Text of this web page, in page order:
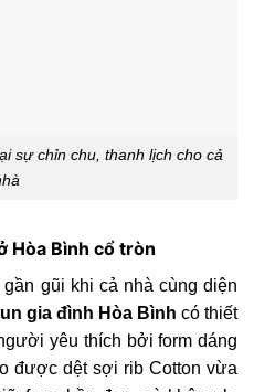
sự chỉn chu, thanh lịch cho cả
Hòa Bình cổ tròn
gũi khi cả nhà cùng diện
gia đình Hòa Bình có thiết
yêu thích bởi form dáng
được dệt sợi rib Cotton vừa